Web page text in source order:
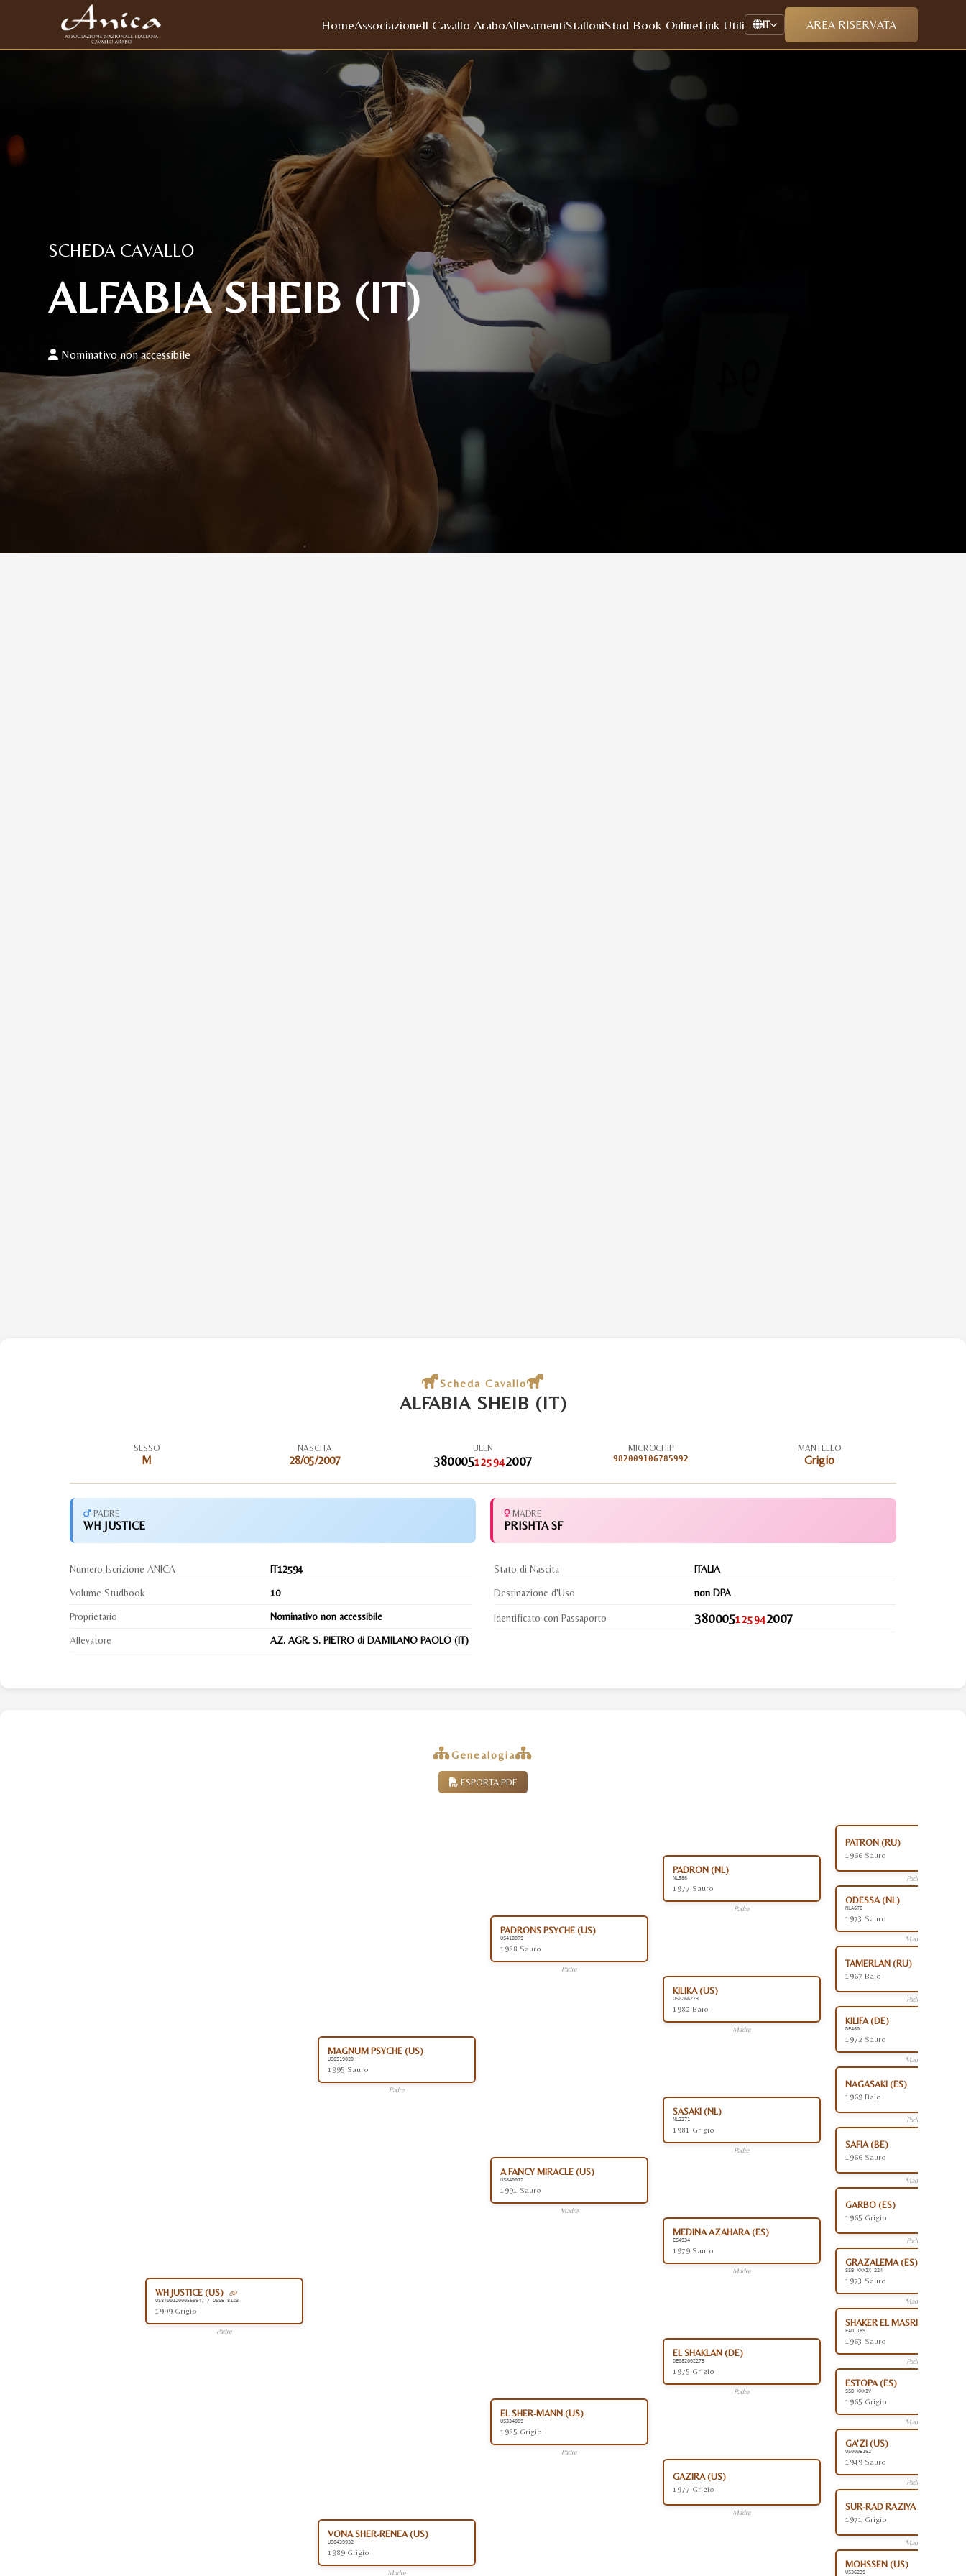
HomeAssociazioneIl Cavallo AraboAllevamentiStalloniStud Book OnlineLink Utili IT AREA RISERVATA
SCHEDA CAVALLO
ALFABIA SHEIB (IT)
Nominativo non accessibile
Scheda Cavallo
ALFABIA SHEIB (IT)
SESSO
M
NASCITA
28/05/2007
UELN
380005125942007
MICROCHIP
982009106785992
MANTELLO
Grigio
PADRE
WH JUSTICE
MADRE
PRISHTA SF
Numero Iscrizione ANICA IT12594
Volume Studbook 10
Proprietario Nominativo non accessibile
Allevatore AZ. AGR. S. PIETRO di DAMILANO PAOLO (IT)
Stato di Nascita ITALIA
Destinazione d'Uso non DPA
Identificato con Passaporto 380005125942007
Genealogia
ESPORTA PDF
WH JUSTICE (US)
US840012000569947 / USSB 8123
1999 Grigio
Padre
MAGNUM PSYCHE (US)
US0519029
1995 Sauro
Padre
PADRONS PSYCHE (US)
US418979
1988 Sauro
Padre
PADRON (NL)
NL586
1977 Sauro
Padre
PATRON (RU)
1966 Sauro
Padre
ODESSA (NL)
NLA678
1973 Sauro
Madre
KILIKA (US)
US0266273
1982 Baio
Madre
TAMERLAN (RU)
1967 Baio
Padre
KILIFA (DE)
DE460
1972 Sauro
Madre
A FANCY MIRACLE (US)
US840012
1991 Sauro
Madre
SASAKI (NL)
NL2271
1981 Grigio
Padre
NAGASAKI (ES)
1969 Baio
Padre
SAFIA (BE)
1966 Sauro
Madre
MEDINA AZAHARA (ES)
ES4934
1979 Sauro
Madre
GARBO (ES)
1965 Grigio
Padre
GRAZALEMA (ES)
SSB XXXIX 224
1973 Sauro
Madre
VONA SHER-RENEA (US)
US0439932
1989 Grigio
Madre
EL SHER-MANN (US)
US334099
1985 Grigio
Padre
EL SHAKLAN (DE)
DE082002275
1975 Grigio
Padre
SHAKER EL MASRI (EG)
EAO 189
1963 Sauro
Padre
ESTOPA (ES)
SSB XXXIV
1965 Grigio
Madre
GAZIRA (US)
1977 Grigio
Madre
GA'ZI (US)
US0005162
1949 Sauro
Padre
SUR-RAD RAZIYA (US)
1971 Grigio
Madre
MOHSSEN (US)
US36239